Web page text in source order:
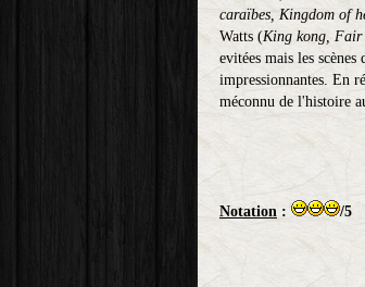
caraïbes, Kingdom of
Watts (King kong, Fair
evitées mais les
impressionnantes. En
méconnu de l'histoire
Notation : /5